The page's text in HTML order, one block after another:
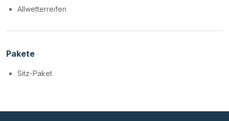
Allwetterreifen
Pakete
Sitz-Paket